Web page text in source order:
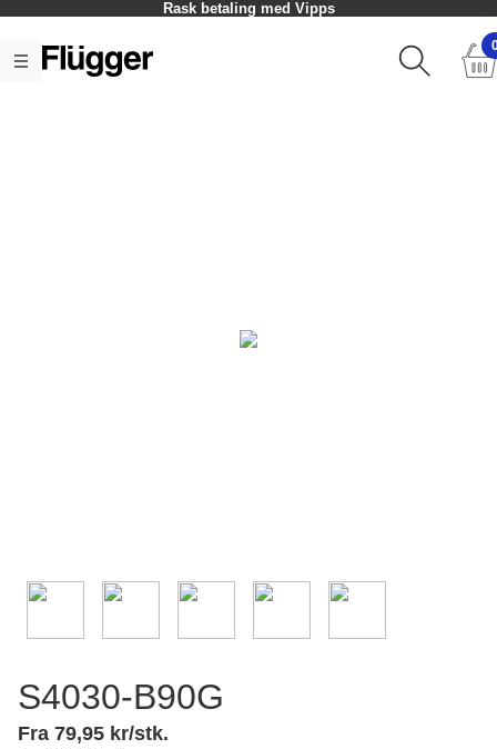
Rask betaling med Vipps
S4030-B90G
Fra 79,95 kr/stk.